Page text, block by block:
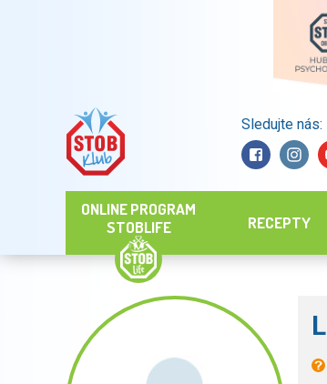
Sledujte nás:
ONLINE PROGRAM
STOBLIFE
RECEPTY